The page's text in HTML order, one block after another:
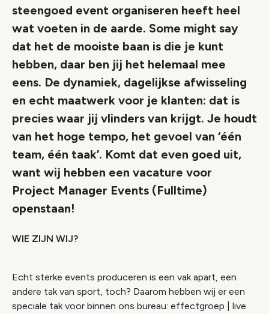
steengoed event organiseren heeft heel
wat voeten in de aarde. Some might say
dat het de mooiste baan is die je kunt
hebben, daar ben jij het helemaal mee
eens. De dynamiek, dagelijkse afwisseling
en echt maatwerk voor je klanten: dat is
precies waar jij vlinders van krijgt. Je houdt
van het hoge tempo, het gevoel van ‘één
team, één taak’. Komt dat even goed uit,
want wij hebben een vacature voor
Project Manager Events (Fulltime)
openstaan!
WIE ZIJN WIJ?
Echt sterke events produceren is een vak apart, een
andere tak van sport, toch? Daarom hebben wij er een
speciale tak voor binnen ons bureau: effectgroep | live